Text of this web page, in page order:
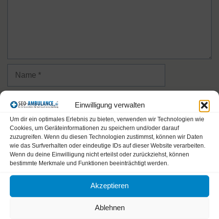
Einwilligung verwalten
Um dir ein optimales Erlebnis zu bieten, verwenden wir Technologien wie
Cookies, um Geräteinformationen zu speichern und/oder darauf
zuzugreifen. Wenn du diesen Technologien zustimmst, können wir Daten
wie das Surfverhalten oder eindeutige IDs auf dieser Website verarbeiten.
Wenn du deine Einwilligung nicht erteilst oder zurückziehst, können
bestimmte Merkmale und Funktionen beeinträchtigt werden.
Akzeptieren
Ablehnen
Name
Mail-
Adresse
Website
Name, E-Mail-Adresse und Website in diesem Browser
für meinen nächsten Kommentar speichern.
Bitte gib eine Antwort in Ziffern ein: